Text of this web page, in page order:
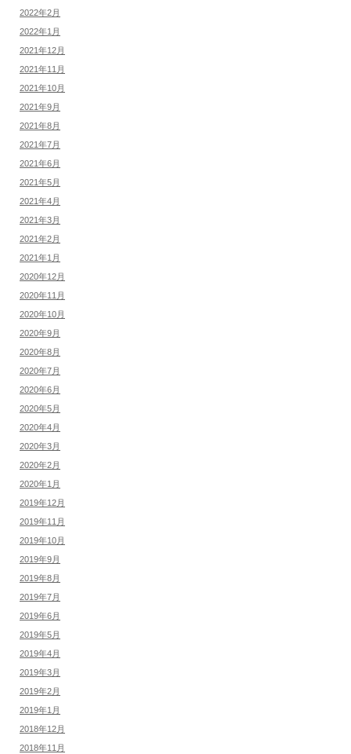
2022年2月
2022年1月
2021年12月
2021年11月
2021年10月
2021年9月
2021年8月
2021年7月
2021年6月
2021年5月
2021年4月
2021年3月
2021年2月
2021年1月
2020年12月
2020年11月
2020年10月
2020年9月
2020年8月
2020年7月
2020年6月
2020年5月
2020年4月
2020年3月
2020年2月
2020年1月
2019年12月
2019年11月
2019年10月
2019年9月
2019年8月
2019年7月
2019年6月
2019年5月
2019年4月
2019年3月
2019年2月
2019年1月
2018年12月
2018年11月